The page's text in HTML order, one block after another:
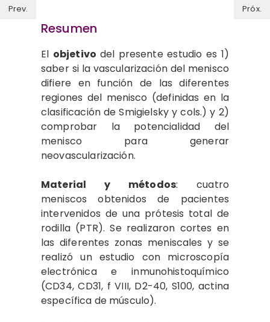
Prev. Próx.
Resumen
El objetivo del presente estudio es 1)
saber si la vascularización del menisco
difiere en función de las diferentes
regiones del menisco (definidas en la
clasificación de Smigielsky y cols.) y 2)
comprobar la potencialidad del
menisco para generar
neovascularización.
Material y métodos: cuatro
meniscos obtenidos de pacientes
intervenidos de una prótesis total de
rodilla (PTR). Se realizaron cortes en
las diferentes zonas meniscales y se
realizó un estudio con microscopía
electrónica e inmunohistoquímico
(CD34, CD31, f VIII, D2-40, S100, actina
específica de músculo).